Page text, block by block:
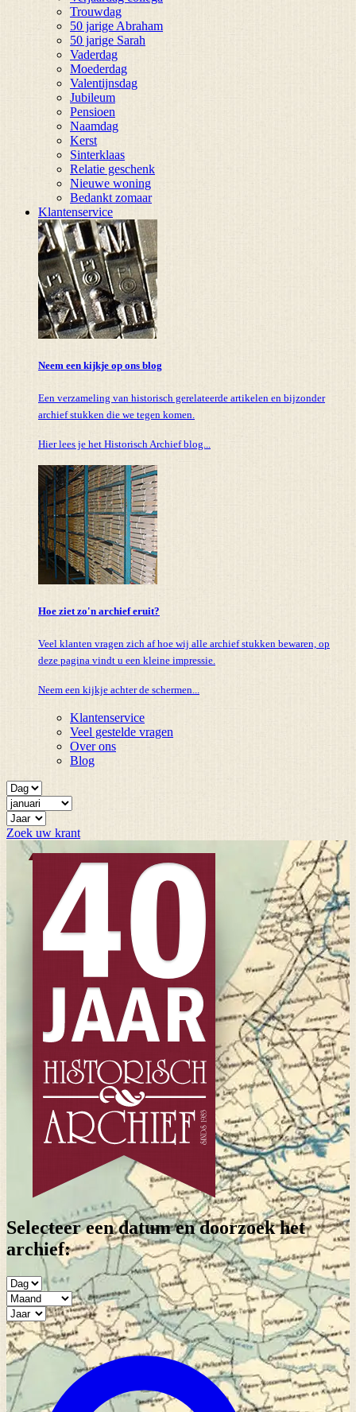
Trouwdag
50 jarige Abraham
50 jarige Sarah
Vaderdag
Moederdag
Valentijnsdag
Jubileum
Pensioen
Naamdag
Kerst
Sinterklaas
Relatie geschenk
Nieuwe woning
Bedankt zomaar
Klantenservice
Neem een kijkje op ons blog
Een verzameling van historisch gerelateerde artikelen en bijzonder
archief stukken die we tegen komen.
Hier lees je het Historisch Archief blog...
Hoe ziet zo'n archief eruit?
Veel klanten vragen zich af hoe wij alle archief stukken bewaren, op
deze pagina vindt u een kleine impressie.
Neem een kijkje achter de schermen...
Klantenservice
Veel gestelde vragen
Over ons
Blog
Zoek uw krant
Selecteer een datum en doorzoek het
archief: